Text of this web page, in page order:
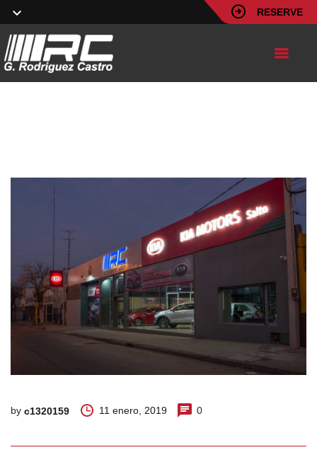
RESERVE
by c1320159 11 enero, 2019 0